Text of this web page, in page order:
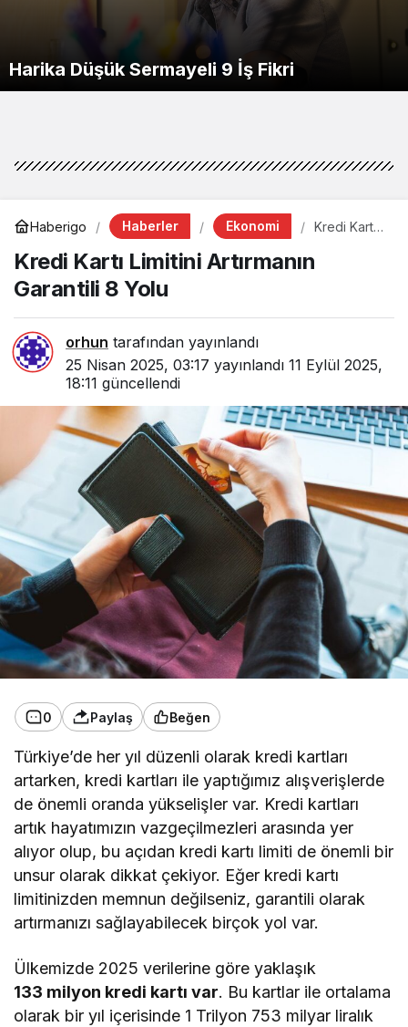
Harika Düşük Sermayeli 9 İş Fikri
Haberigo Haberler Ekonomi
Kredi Kartı
Kredi Kartı Limitini Artırmanın
Garantili 8 Yolu
orhun tarafından yayınlandı
25 Nisan 2025, 03:17 yayınlandı 11 Eylül 2025,
18:11 güncellendi
0 Paylaş Beğen
Türkiye’de her yıl düzenli olarak kredi kartları
artarken, kredi kartları ile yaptığımız alışverişlerde
de önemli oranda yükselişler var. Kredi kartları
artık hayatımızın vazgeçilmezleri arasında yer
alıyor olup, bu açıdan kredi kartı limiti de önemli bir
unsur olarak dikkat çekiyor. Eğer kredi kartı
limitinizden memnun değilseniz, garantili olarak
artırmanızı sağlayabilecek birçok yol var.
Ülkemizde 2025 verilerine göre yaklaşık
133 milyon kredi kartı var. Bu kartlar ile ortalama
olarak bir yıl içerisinde 1 Trilyon 753 milyar liralık